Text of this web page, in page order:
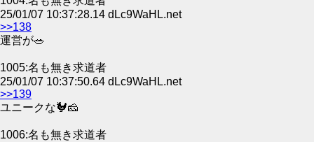
25/01/07 10:37:28.14 dLc9WaHL.net
>>138
運営が🥗
1005:名も無き求道者
25/01/07 10:37:50.64 dLc9WaHL.net
>>139
ユニークな🐓🧀
1006:名も無き求道者